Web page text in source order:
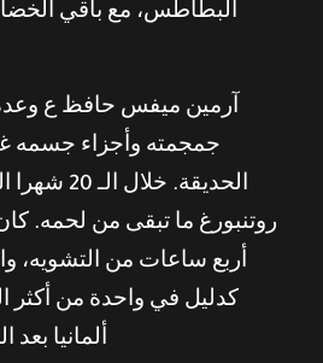
البطاطس، مع باقي
آرمين ميفس حافظ ع
جمجمته وأجزاء جسمه
الحديقة.
روتنبورغ ما تبقى من لحمه.
أربع ساعات من التشويه،
كدليل في واحدة من
ألمانيا بعد